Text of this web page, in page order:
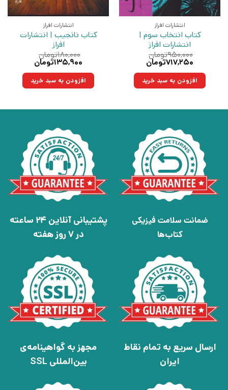
انتشارات افراز
کتاب انتخاب سوم |
انتشارات افراز
۹۵۰,۰۰۰تومان
قیمت
۹۵۰,۰۰۰تومان
بود.
۷۱۷,۲۵۰تومان
۷۱۷,۲۵۰تومان.افزودن به سبد خرید
انتشارات افراز
کتاب نانجیب | انتشارات
افراز
۱۸۰,۰۰۰تومان
قیمت
۱۸۰,۰۰۰تومان
بود.
۱۳۵,۹۰۰تومان
۱۳۵,۹۰۰تومان.افزودن به سبد خرید
ضمانت سلامت فیزیکی
کتاب‌ها
پشتیبانی آنلاین 24 ساعته
در 7 روز هفته
ارسال سریع به تمام نقاط
ایران
مجهز به گواهینامه‌ی
بین‌المللی SSL